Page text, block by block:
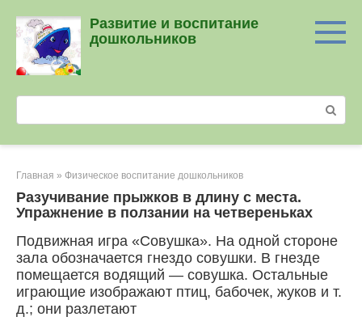
контенту
Развитие и воспитание
дошкольников
Главная » Физическое воспитание дошкольников
Разучивание прыжков в длину с места.
Упражнение в ползании на четвереньках
Подвижная игра «Совушка». На одной стороне
зала обознача­ется гнездо совушки. В гнезде
помещается водящий — совушка. Остальные
играющие изображают птиц, бабочек, жуков и т.
д.; они разлетают